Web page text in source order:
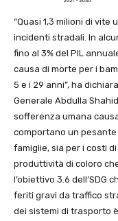
“Quasi 1,3 milioni di vite
incidenti stradali. In
fino al 3% del PIL
causa di morte per i
5 e i 29 anni”, ha
Generale Abdulla
sofferenza umana
comportano un
famiglie, sia per i costi
produttività di coloro
l’obiettivo 3.6 dell’SDG
feriti gravi da traffico
dei sistemi di trasporto